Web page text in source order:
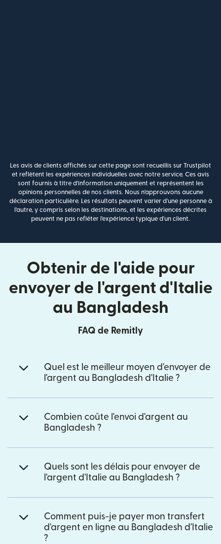
Les avis de clients affichés sur cette page sont recueillis sur Trustpilot
et reflètent les expériences individuelles avec notre service. Ces avis
sont fournis à titre d'information uniquement et représentent les
opinions personnelles de nos clients. Nous n'approuvons aucune
déclaration particulière. Les résultats peuvent varier d'une personne à
l'autre, y compris selon les destinations, et les expériences décrites
peuvent ne pas refléter l'expérience typique d'un client.
Obtenir de l'aide pour
envoyer de l'argent d'Italie
au Bangladesh
FAQ de Remitly
Quel est le meilleur moyen d'envoyer de
l'argent au Bangladesh d'Italie ?
Combien coûte l'envoi d'argent au
Bangladesh ?
Quels sont les délais pour envoyer de
l'argent d'Italie au Bangladesh ?
Comment puis-je payer mon transfert
d'argent en ligne au Bangladesh d'Italie
?